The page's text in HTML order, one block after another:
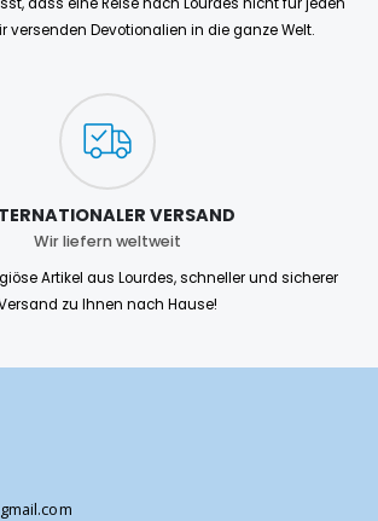
dass eine Reise nach Lourdes nicht für jeden
versenden Devotionalien in die ganze Welt.
VERSAND
Wir liefern weltweit
Artikel aus Lourdes, schneller und sicherer
zu Ihnen nach Hause!